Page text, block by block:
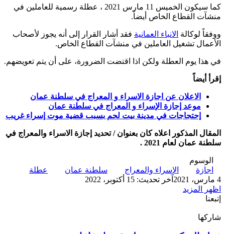
كما سيكون الخميس 11 مارس 2021 ، عطلة رسمية للعاملين في
منشآت القطاع الخاص أيضاً.
ووفقاً لوكالة الانباء العمانية فقد أشار القرار إلى أنه يجوز لأصحاب
الأعمال تشغيل العاملين في منشآت القطاع الخاص.
في هذا يوم العطلة ولكن اذا اقتضت الضرورة، على أن يتم تعويضهم.
إقرأ أيضاً
الاعلان عن اجازة الاسراء و المعراج في سلطنة عمان
موعد إجازة الإسراء و المعراج في سلطنة عمان
إحتجاجات في مدينة بيت لحم بسبب قضية موت إسراء غريب
المقال المذكور اعلاه كان بعنوان / تحديد إجازة الاسراء والمعراج في
سلطنة عمان لعام 2021 .
الوسوم
اجازة
الإسراء والمعراج سلطنة عمان
عطلة
4 مارس، 2021
آخر تحديث: 15 أكتوبر، 2022
اظهر المزيد
إتبعنا
شاركها